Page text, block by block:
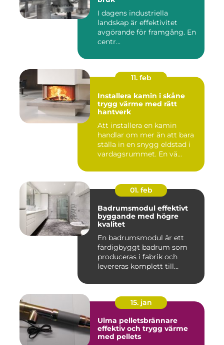
I dagens industriella
landskap är effektivitet
avgörande för framgång. En
centr...
11. feb
Installera kamin i skåne
trygg värme med rätt
hantverk
Att installera en kamin
handlar om mer än att bara
ställa in en snygg eldstad i
vardagsrummet. En vä...
01. feb
Badrumsmodul effektivt
byggande med högre
kvalitet
En badrumsmodul är ett
färdigbyggt badrum som
produceras i fabrik och
levereras komplett till
15. jan
Ulma pelletsbrännare
effektiv och trygg värme
med pellets